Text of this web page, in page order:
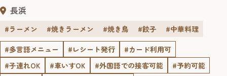
長浜
#ラーメン #焼きラーメン #焼き鳥 #餃子
#中華料理
#多言語メニュー
#レシート発行
#カード利用可
#子連れOK
#車いすOK #外国語での接客可能
#予約可能